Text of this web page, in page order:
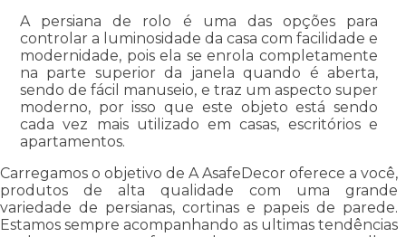
A persiana de rolo é uma das opções para
controlar a luminosidade da casa com facilidade e
modernidade, pois ela se enrola completamente
na parte superior da janela quando é aberta,
sendo de fácil manuseio, e traz um aspecto super
moderno, por isso que este objeto está sendo
cada vez mais utilizado em casas, escritórios e
apartamentos.
Carregamos o objetivo de A AsafeDecor oferece a você,
produtos de alta qualidade com uma grande
variedade de persianas, cortinas e papeis de parede.
Estamos sempre acompanhando as ultimas tendências